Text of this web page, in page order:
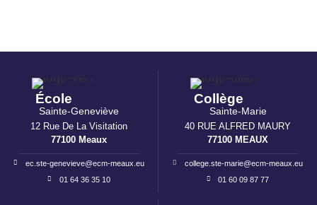
École
Sainte-Geneviève
12 Rue De La Visitation
77100 Meaux
ec.ste-genevieve@ecm-meaux.eu
01 64 36 35 10
Collège
Sainte-Marie
40 RUE ALFRED MAURY
77100 MEAUX
college.ste-marie@ecm-meaux.eu
01 60 09 87 77